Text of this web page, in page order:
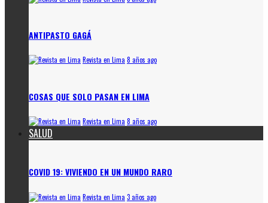
ANTIPASTO GAGÁ
Revista en Lima 8 años ago
COSAS QUE SOLO PASAN EN LIMA
Revista en Lima 8 años ago
SALUD
COVID 19: VIVIENDO EN UN MUNDO RARO
Revista en Lima 3 años ago